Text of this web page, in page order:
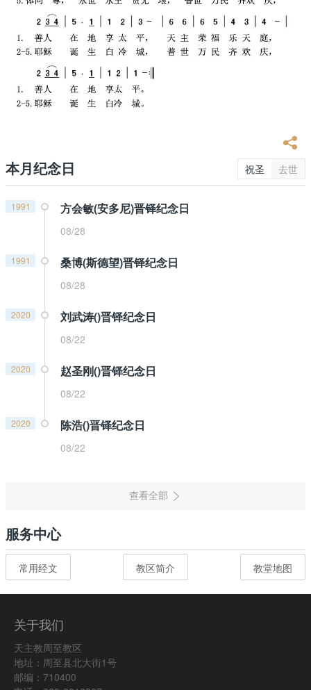
本月纪念日 祝圣 去世
1991 方会敏(安多尼)晋铎纪念日
08/28
1991 桑博(斯德望)晋铎纪念日
08/28
2020 刘武涛()晋铎纪念日
08/22
2020 赵圣刚()晋铎纪念日
08/22
2020 陈浩()晋铎纪念日
08/22
服务中心
常用经文 教区简介 教堂地图
关于我们
天主教周至教区
地址：周至县北大街1号
邮编：710400